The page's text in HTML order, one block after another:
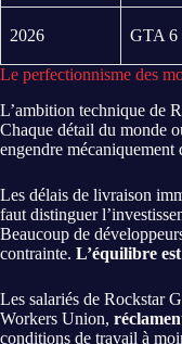
2026 GTA 6
Le perfectionnisme des
L’ambition technique de
Chaque détail du monde
engendre mécaniquement
Les délais de livraison
faut distinguer
Beaucoup de
contrainte. L’équilibre
Les salariés de Rockstar
Workers Union,
conditions de travail à